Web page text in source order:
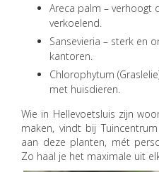
Areca palm – verhoogt
verkoelend.
Sansevieria – sterk en
kantoren.
Chlorophytum
met huisdieren.
Wie in Hellevoetsluis zijn
maken, vindt bij
aan deze planten, mét
Zo haal je het maximale uit